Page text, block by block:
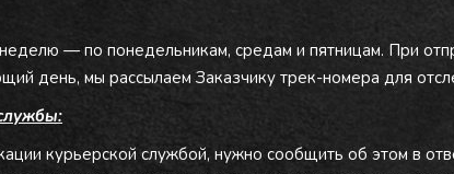
— по понедельникам, средам и пятницам. При
день, мы рассылаем Заказчику трек-номера для
курьерской службой, нужно сообщить об этом в